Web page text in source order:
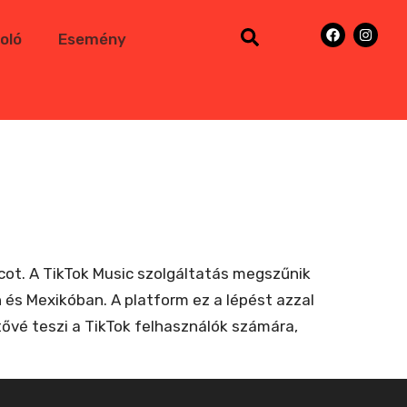
Esemény
A TikTok Music szolgáltatás megszűnik
Mexikóban. A platform ez a lépést azzal
teszi a TikTok felhasználók számára,